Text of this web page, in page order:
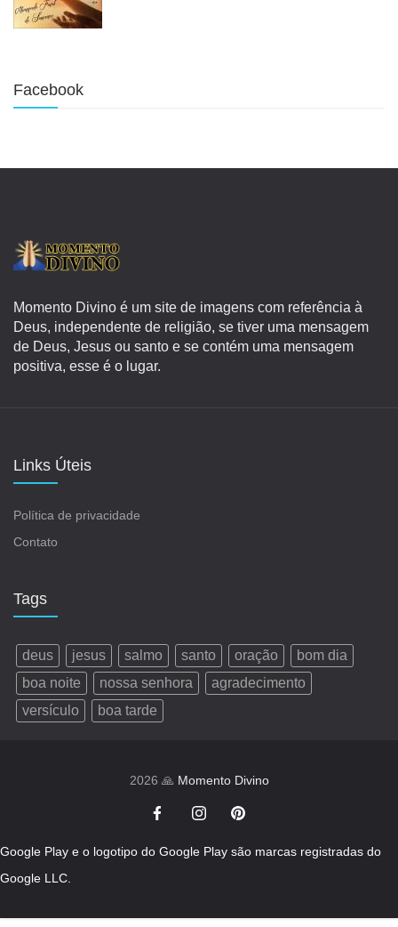
Facebook
Momento Divino é um site de imagens com referência à
Deus, independente de religião, se tiver uma mensagem
de Deus, Jesus ou santo e se contém uma mensagem
positiva, esse é o lugar.
Links Úteis
Política de privacidade
Contato
Tags
deus jesus salmo santo oração
bom dia
boa noite
nossa senhora
agradecimento
versículo
boa tarde
2026 🙏 Momento Divino
Google Play e o logotipo do Google Play são marcas registradas do
Google LLC.